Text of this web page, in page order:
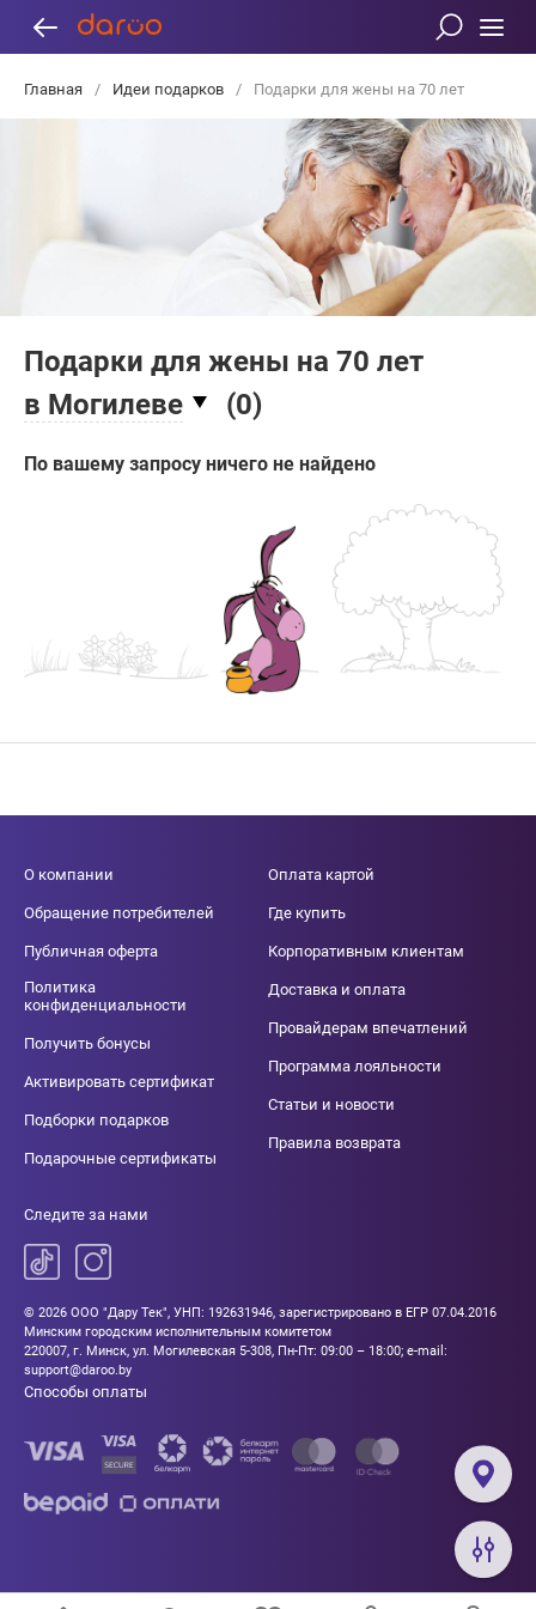
Главная / Идеи подарков / Подарки для жены на 70 лет
Подарки для жены на 70 лет
в Могилеве
(0)
По вашему запросу ничего не найдено
О компании
Обращение потребителей
Публичная оферта
Политика
конфиденциальности
Получить бонусы
Активировать сертификат
Подборки подарков
Подарочные сертификаты
Оплата картой
Где купить
Корпоративным клиентам
Доставка и оплата
Провайдерам впечатлений
Программа лояльности
Статьи и новости
Правила возврата
Следите за нами
© 2026 ООО "Дару Тек", УНП: 192631946, зарегистрировано в ЕГР 07.04.2016
Минским городским исполнительным комитетом
220007, г. Минск, ул. Могилевская 5-308, Пн-Пт: 09:00 – 18:00; e-mail:
support@daroo.by
Способы оплаты